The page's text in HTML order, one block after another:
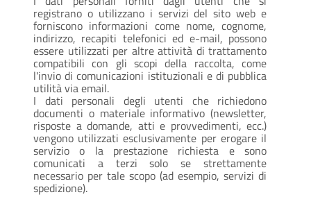
registrano o utilizzano i servizi del sito web e
forniscono informazioni come nome, cognome,
indirizzo, recapiti telefonici ed e-mail, possono
essere utilizzati per altre attività di trattamento
compatibili con gli scopi della raccolta, come
l'invio di comunicazioni istituzionali e di pubblica
utilità via email.
I dati personali degli utenti che richiedono
documenti o materiale informativo (newsletter,
risposte a domande, atti e provvedimenti, ecc.)
vengono utilizzati esclusivamente per erogare il
servizio o la prestazione richiesta e sono
comunicati a terzi solo se strettamente
necessario per tale scopo (ad esempio, servizi di
spedizione).